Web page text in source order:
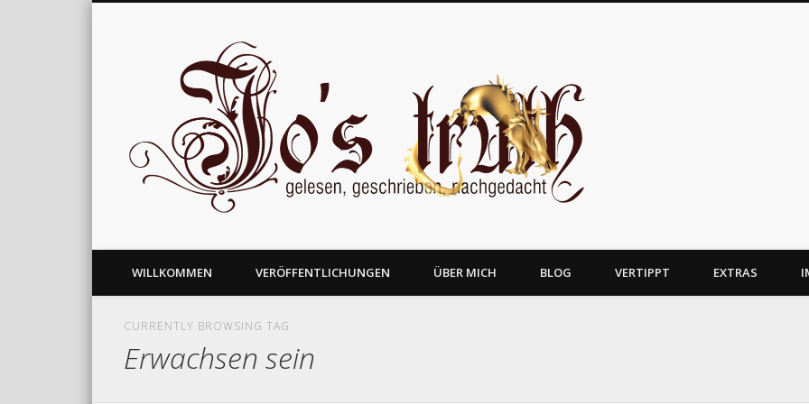
gelesen, geschrieben und nachgedacht
WILLKOMMEN VERÖFFENTLICHUNGEN ÜBER MICH BLOG VERTIPPT EXTRAS
CURRENTLY BROWSING TAG
Erwachsen sein